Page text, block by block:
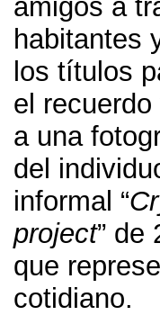
amigos a
habitantes
los títulos
el
a una
del
informal “
project” de
que
cotidiano.